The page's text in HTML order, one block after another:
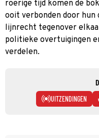
roerige tijd komen de
ooit verbonden door hun
lijnrecht tegenover
politieke overtuigingen
verdelen.
UITZENDINGEN